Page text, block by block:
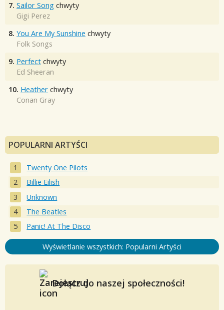
7. Sailor Song chwyty
Gigi Perez
8. You Are My Sunshine chwyty
Folk Songs
9. Perfect chwyty
Ed Sheeran
10. Heather chwyty
Conan Gray
POPULARNI ARTYŚCI
Twenty One Pilots
Billie Eilish
Unknown
The Beatles
Panic! At The Disco
Wyświetlanie wszystkich: Popularni Artyści
Dołącz do naszej społeczności!